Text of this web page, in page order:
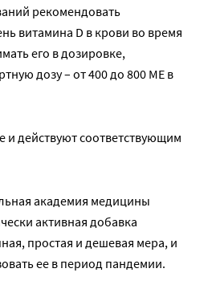
рекомендовать
витамина D в крови во время
его в дозировке,
дозу – от 400 до 800 МЕ в
и действуют соответствующим
академия медицины
активная добавка
простая и дешевая мера, и
ее в период пандемии.